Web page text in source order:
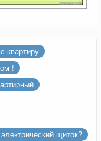
квартиру
!
щиток?